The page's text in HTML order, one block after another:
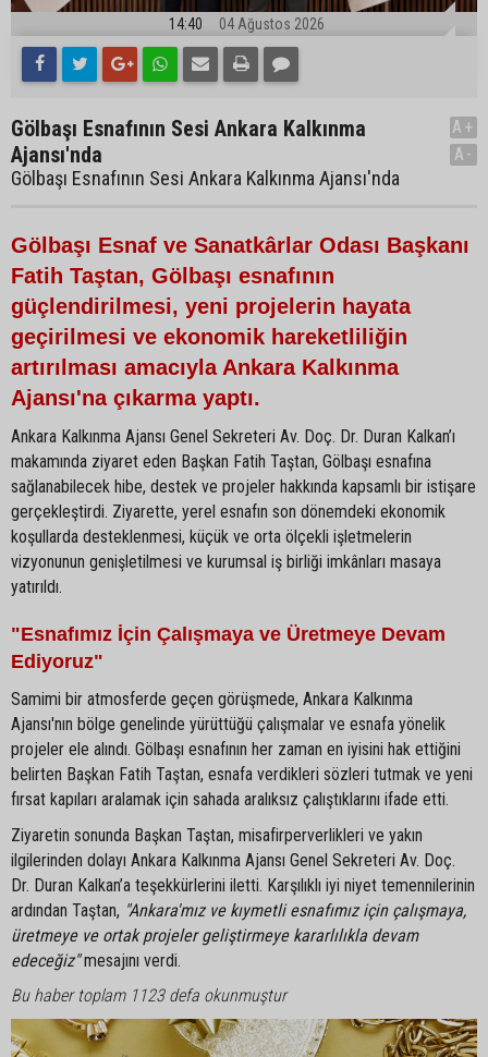
14:40 04 Ağustos 2026
Gölbaşı Esnafının Sesi Ankara Kalkınma
Ajansı'nda
Gölbaşı Esnafının Sesi Ankara Kalkınma Ajansı'nda
A+
A-
Gölbaşı Esnaf ve Sanatkârlar Odası Başkanı
Fatih Taştan, Gölbaşı esnafının
güçlendirilmesi, yeni projelerin hayata
geçirilmesi ve ekonomik hareketliliğin
artırılması amacıyla Ankara Kalkınma
Ajansı'na çıkarma yaptı.
Ankara Kalkınma Ajansı Genel Sekreteri Av. Doç. Dr. Duran Kalkan’ı
makamında ziyaret eden Başkan Fatih Taştan, Gölbaşı esnafına
sağlanabilecek hibe, destek ve projeler hakkında kapsamlı bir istişare
gerçekleştirdi. Ziyarette, yerel esnafın son dönemdeki ekonomik
koşullarda desteklenmesi, küçük ve orta ölçekli işletmelerin
vizyonunun genişletilmesi ve kurumsal iş birliği imkânları masaya
yatırıldı.
"Esnafımız İçin Çalışmaya ve Üretmeye Devam
Ediyoruz"
Samimi bir atmosferde geçen görüşmede, Ankara Kalkınma
Ajansı'nın bölge genelinde yürüttüğü çalışmalar ve esnafa yönelik
projeler ele alındı. Gölbaşı esnafının her zaman en iyisini hak ettiğini
belirten Başkan Fatih Taştan, esnafa verdikleri sözleri tutmak ve yeni
fırsat kapıları aralamak için sahada aralıksız çalıştıklarını ifade etti.
Ziyaretin sonunda Başkan Taştan, misafirperverlikleri ve yakın
ilgilerinden dolayı Ankara Kalkınma Ajansı Genel Sekreteri Av. Doç.
Dr. Duran Kalkan’a teşekkürlerini iletti. Karşılıklı iyi niyet temennilerinin
ardından Taştan, "Ankara'mız ve kıymetli esnafımız için çalışmaya,
üretmeye ve ortak projeler geliştirmeye kararlılıkla devam
edeceğiz"mesajını verdi.
Bu haber toplam 1123 defa okunmuştur